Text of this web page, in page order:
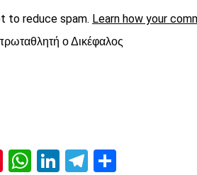
to reduce spam. Learn how your
ο Δικέφαλος
Pinterest
WhatsApp
LinkedIn
Telegram